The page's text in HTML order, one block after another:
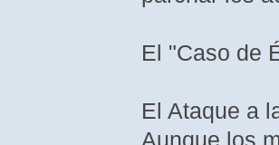
El "Caso de
El Ataque a
Aunque los